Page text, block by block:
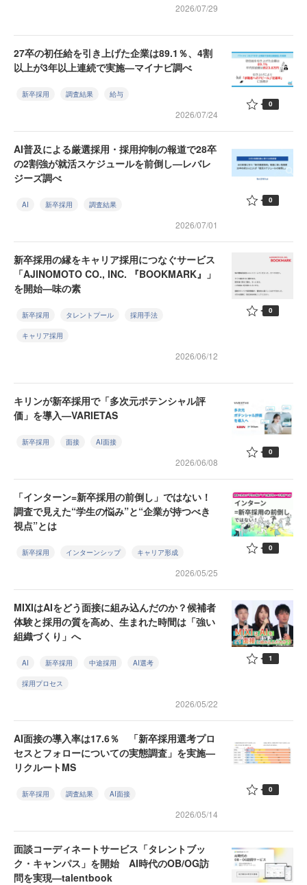
2026/07/29
27卒の初任給を引き上げた企業は89.1％、4割
以上が3年以上連続で実施—マイナビ調べ
新卒採用 調査結果 給与
2026/07/24
0
AI普及による厳選採用・採用抑制の報道で28卒
の2割強が就活スケジュールを前倒し—レバレ
ジーズ調べ
AI 新卒採用 調査結果
2026/07/01
0
新卒採用の縁をキャリア採用につなぐサービス
「AJINOMOTO CO., INC. 『BOOKMARK』」
を開始—味の素
新卒採用 タレントプール 採用手法
キャリア採用
2026/06/12
0
キリンが新卒採用で「多次元ポテンシャル評
価」を導入—VARIETAS
新卒採用 面接 AI面接
2026/06/08
0
「インターン=新卒採用の前倒し」ではない！
調査で見えた“学生の悩み”と“企業が持つべき
視点”とは
新卒採用 インターンシップ キャリア形成
2026/05/25
0
MIXIはAIをどう面接に組み込んだのか？候補者
体験と採用の質を高め、生まれた時間は「強い
組織づくり」へ
AI 新卒採用 中途採用 AI選考
採用プロセス
2026/05/22
1
AI面接の導入率は17.6％ 「新卒採用選考プロ
セスとフォローについての実態調査」を実施—
リクルートMS
新卒採用 調査結果 AI面接
2026/05/14
0
面談コーディネートサービス「タレントブッ
ク・キャンパス」を開始 AI時代のOB/OG訪
問を実現—talentbook